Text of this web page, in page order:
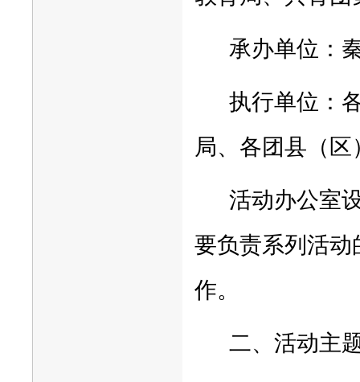
承办单位：
执行单位：
局、各团县（
活动办公室
要负责系列活
作。
二、活动主